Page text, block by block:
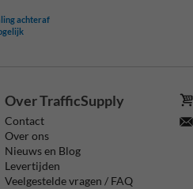
achteraf
Over TrafficSupply
Contact
Over ons
Nieuws en Blog
Levertijden
Veelgestelde vragen / FAQ